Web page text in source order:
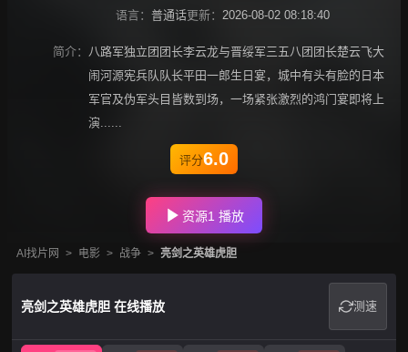
语言： 普通话更新： 2026-08-02 08:18:40
简介： 八路军独立团团长李云龙与晋绥军三五八团团长楚云飞大
闹河源宪兵队队长平田一郎生日宴，城中有头有脸的日本
军官及伪军头目皆数到场，一场紧张激烈的鸿门宴即将上
演......
评分6.0
资源1 播放
AI找片网 > 电影 > 战争 > 亮剑之英雄虎胆
亮剑之英雄虎胆 在线播放 测速